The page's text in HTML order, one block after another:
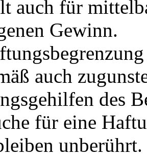
auch für
Gewinn.
auch
des
für eine
unberührt.